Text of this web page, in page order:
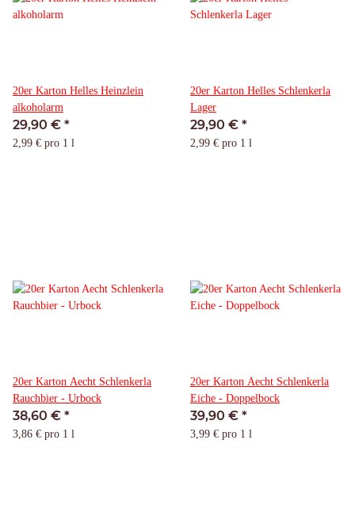
20er Karton Helles Heinzlein
alkoholarm
29,90 € *
2,99 € pro 1 l
20er Karton Helles Schlenkerla
Lager
29,90 € *
2,99 € pro 1 l
20er Karton Aecht Schlenkerla
Rauchbier - Urbock
38,60 € *
3,86 € pro 1 l
20er Karton Aecht Schlenkerla
Eiche - Doppelbock
39,90 € *
3,99 € pro 1 l